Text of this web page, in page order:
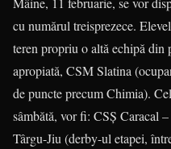
cu numărul treisprezece.
teren propriu o altă echipă din
apropiată, CSM Slatina
de puncte precum Chimia).
sâmbătă, vor fi: CSŞ Caracal
Târgu-Jiu (derby-ul etapei,